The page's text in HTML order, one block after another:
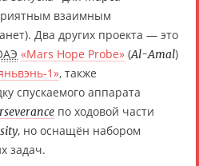
взаимным
Два других проекта — это
«Mars Hope Probe» (Al-Amal)
1», также
спускаемого аппарата
по ходовой части
, но оснащён набором
задач.